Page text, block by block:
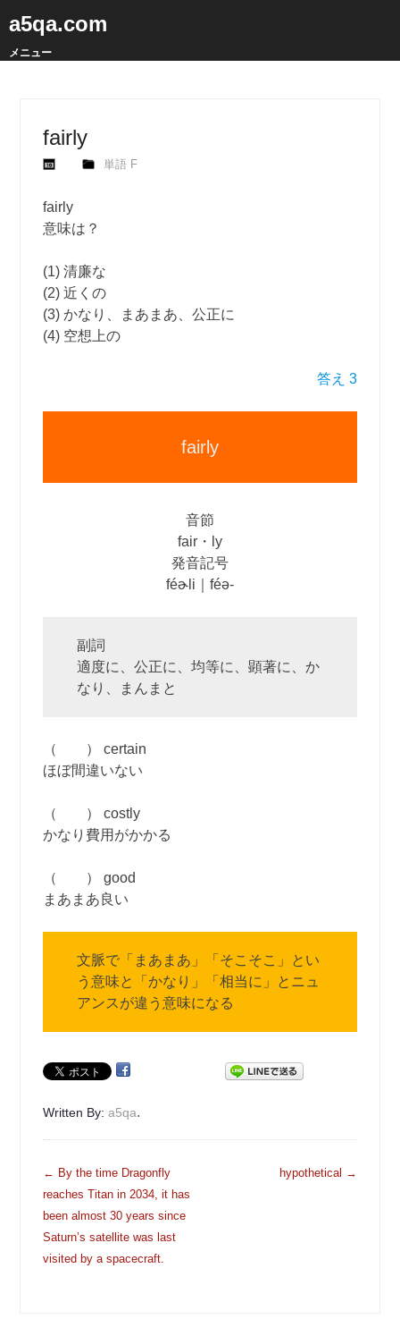
a5qa.com
メニュー
fairly
単語 F
fairly
意味は？
(1) 清廉な
(2) 近くの
(3) かなり、まあまあ、公正に
(4) 空想上の
答え 3
fairly
音節
fair・ly
発音記号
féɚli｜féə‐
副詞
適度に、公正に、均等に、顕著に、か
なり、まんまと
（ ） certain
ほぼ間違いない
（ ） costly
かなり費用がかかる
（ ） good
まあまあ良い
文脈で「まあまあ」「そこそこ」とい
う意味と「かなり」「相当に」とニュ
アンスが違う意味になる
Written By:a5qa.
投
稿
ナ
ビ
ゲ
← By the time Dragonfly
reaches Titan in 2034, it has
been almost 30 years since
Saturn’s satellite was last
visited by a spacecraft.
hypothetical →